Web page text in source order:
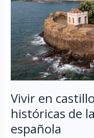
Vivir en
históricas de
española
palacios:
Joyas
históricas
de
la
arquitectura
española